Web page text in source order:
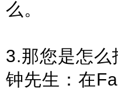
么。
3.那您是怎么
钟先生：在